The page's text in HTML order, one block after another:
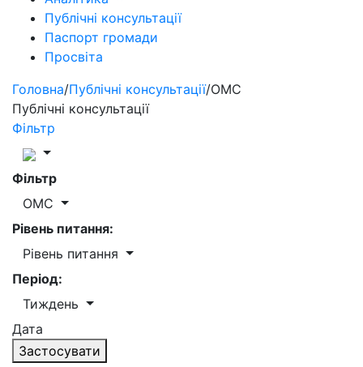
Публічні консультації
Паспорт громади
Просвіта
Головна/Публічні консультації/ОМС
Публічні консультації
Фільтр
Фільтр
ОМС
Рівень питання:
Рівень питання
Період:
Тиждень
Дата
Застосувати